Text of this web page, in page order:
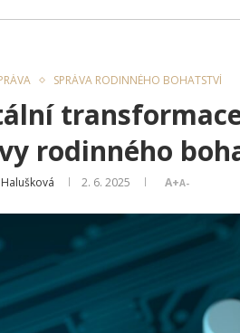
SPRÁVA RODINNÉHO BOHATSTVÍ
rodinného
2. 6. 2025 A+A-